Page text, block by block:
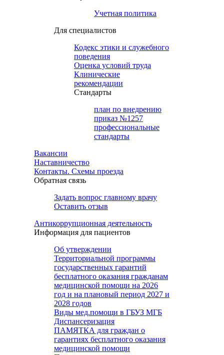
Учетная политика
Для специалистов
Кодекс этики и служебного
поведения
Оценка условий труда
Клинические
рекомендации
Cтандарты
план по внедрению
приказ №1257
профессиональные
стандарты
Вакансии
Наставничество
Контакты. Схемы проезда
Обратная связь
Задать вопрос главному врачу
Оставить отзыв
Антикоррупционная деятельность
Информация для пациентов
Об утверждении
Территориальной программы
государственных гарантий
бесплатного оказания гражданам
медицинской помощи на 2026
год и на плановый период 2027 и
2028 годов
Виды мед.помощи в ГБУЗ МГБ
Диспансеризация
ПАМЯТКА для граждан о
гарантиях бесплатного оказания
медицинской помощи